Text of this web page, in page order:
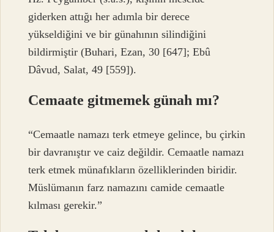
giderken attığı her adımla bir derece
yükseldiğini ve bir günahının silindiğini
bildirmiştir (Buhari, Ezan, 30 [647]; Ebû
Dâvud, Salat, 49 [559]).
Cemaate gitmemek günah mı?
“Cemaatle namazı terk etmeye gelince, bu çirkin
bir davranıştır ve caiz değildir. Cemaatle namazı
terk etmek münafıkların özelliklerinden biridir.
Müslümanın farz namazını camide cemaatle
kılması gerekir.”